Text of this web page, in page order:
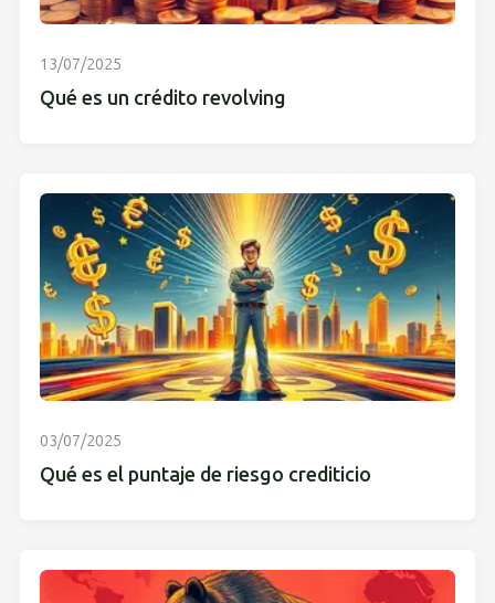
13/07/2025
Qué es un crédito revolving
03/07/2025
Qué es el puntaje de riesgo crediticio